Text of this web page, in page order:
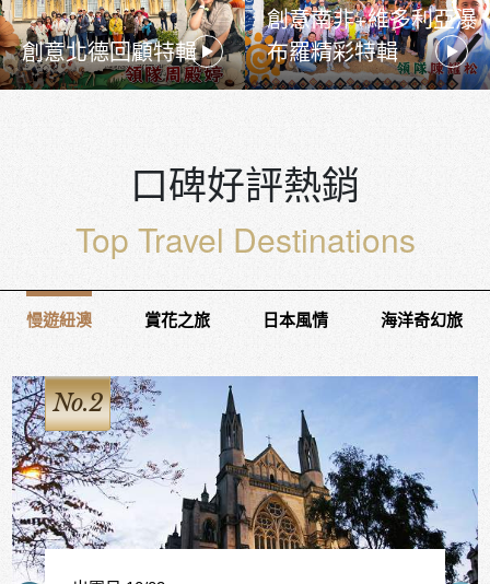
創意北德回顧特輯
創意南非+維多利亞瀑
布羅精彩特輯
口碑好評熱銷
Top Travel Destinations
慢遊紐澳 賞花之旅 日本風情 海洋奇幻旅
No.3
出團日 11/05